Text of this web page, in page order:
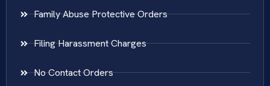
Family Abuse Protective Orders
Filing Harassment Charges
No Contact Orders